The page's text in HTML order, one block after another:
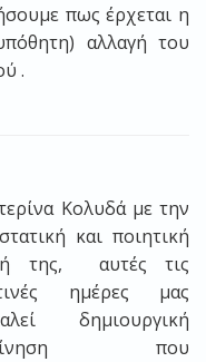
πως έρχεται η
αλλαγή του
.
Κολυδά με την
και ποιητική
της, αυτές τις
ημέρες μας
δημιουργική
που